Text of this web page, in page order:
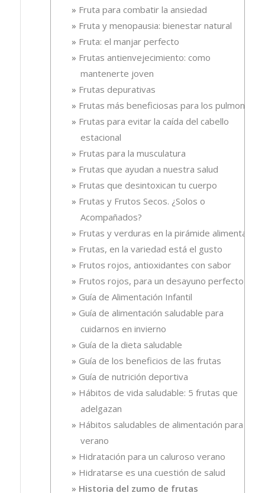
Fruta para combatir la ansiedad
Fruta y menopausia: bienestar natural
Fruta: el manjar perfecto
Frutas antienvejecimiento: como
mantenerte joven
Frutas depurativas
Frutas más beneficiosas para los pulmones
Frutas para evitar la caída del cabello
estacional
Frutas para la musculatura
Frutas que ayudan a nuestra salud
Frutas que desintoxican tu cuerpo
Frutas y Frutos Secos. ¿Solos o
Acompañados?
Frutas y verduras en la pirámide alimentaria
Frutas, en la variedad está el gusto
Frutos rojos, antioxidantes con sabor
Frutos rojos, para un desayuno perfecto
Guía de Alimentación Infantil
Guía de alimentación saludable para
cuidarnos en invierno
Guía de la dieta saludable
Guía de los beneficios de las frutas
Guía de nutrición deportiva
Hábitos de vida saludable: 5 frutas que
adelgazan
Hábitos saludables de alimentación para el
verano
Hidratación para un caluroso verano
Hidratarse es una cuestión de salud
Historia del zumo de frutas